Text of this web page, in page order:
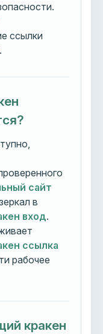
ссылки
сайт
в
вход.
ссылка
рабочее
кракен